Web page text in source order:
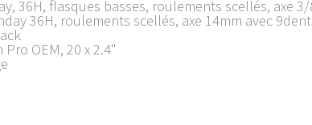
36H, flasques basses, roulements scellés, axe
36H, roulements scellés, axe 14mm avec
Pro OEM, 20 x 2.4"